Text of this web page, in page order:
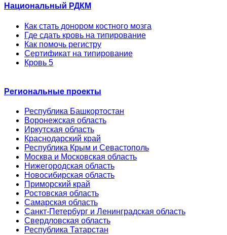
Национальный РДКМ
Как стать донором костного мозга
Где сдать кровь на типирование
Как помочь регистру
Сертификат на типирование
Кровь 5
Региональные проекты
Республика Башкортостан
Воронежская область
Иркутская область
Краснодарский край
Республика Крым и Севастополь
Москва и Московская область
Нижегородская область
Новосибирская область
Приморский край
Ростовская область
Самарская область
Санкт-Петербург и Ленинградская область
Свердловская область
Республика Татарстан